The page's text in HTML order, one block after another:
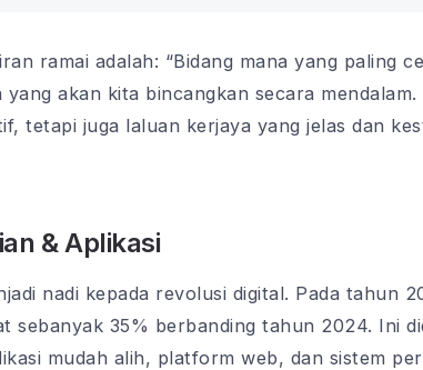
ramai adalah: “Bidang mana yang paling
akan kita bincangkan secara mendalam.
tetapi juga laluan kerjaya yang jelas dan
& Aplikasi
nadi kepada revolusi digital. Pada tahun
sebanyak 35% berbanding tahun 2024. Ini
mudah alih, platform web, dan sistem